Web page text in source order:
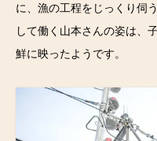
に、漁の工程をじっくり伺
して働く山本さんの姿は、
鮮に映ったようです。